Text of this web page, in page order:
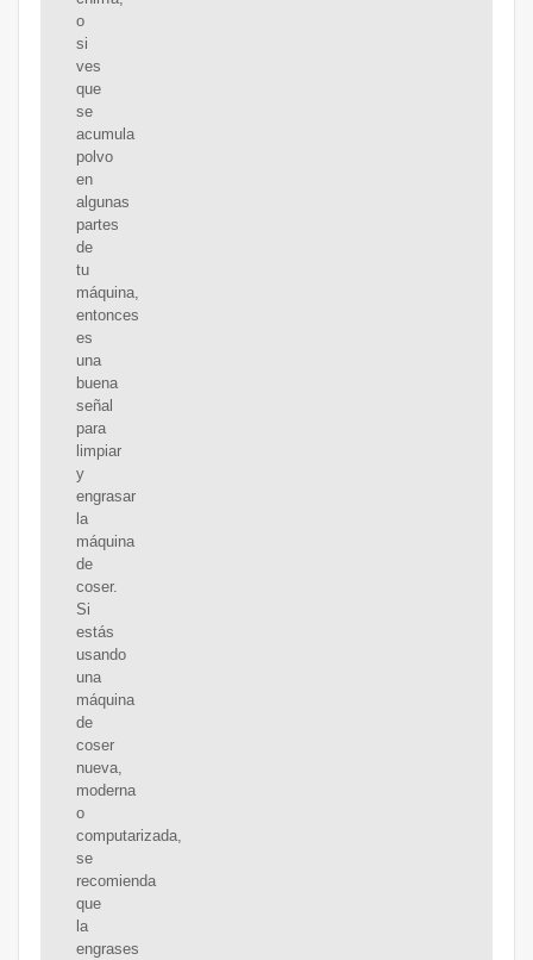
o
si
ves
que
se
acumula
polvo
en
algunas
partes
de
tu
máquina,
entonces
es
una
buena
señal
para
limpiar
y
engrasar
la
máquina
de
coser.
Si
estás
usando
una
máquina
de
coser
nueva,
moderna
o
computarizada,
se
recomienda
que
la
engrases